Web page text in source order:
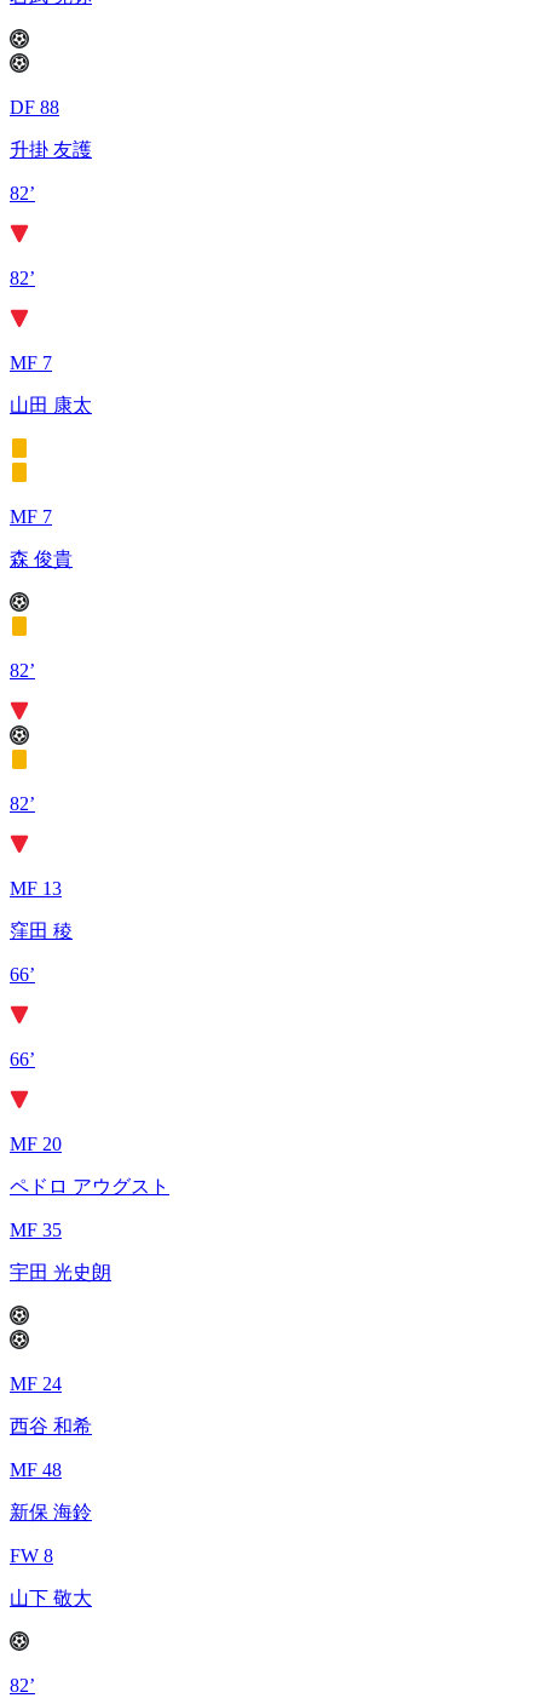
DF 88
升掛 友護
82’
82’
MF 7
山田 康太
MF 7
森 俊貴
82’
82’
MF 13
窪田 稜
66’
66’
MF 20
ペドロ アウグスト
MF 35
宇田 光史朗
MF 24
西谷 和希
MF 48
新保 海鈴
FW 8
山下 敬大
82’